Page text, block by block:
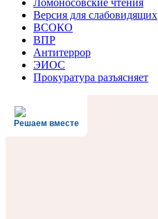
Версия для слабовидящих
ВСОКО
ВПР
Антитеррор
ЭИОС
Прокуратура разъясняет
Решаем вместе